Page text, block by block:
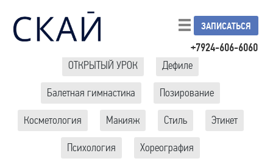
+7924-606-6060
ЗАПИСАТЬСЯ
ОТКРЫТЫЙ УРОК Дефиле
Балетная гимнастика Позирование
Косметология Макияж Стиль Этикет
Психология Хореография